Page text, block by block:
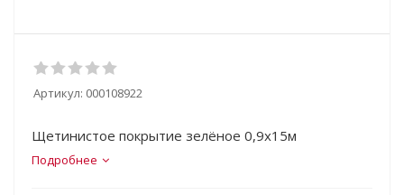
Артикул: 000108922
Щетинистое покрытие зелёное 0,9х15м
Подробнее